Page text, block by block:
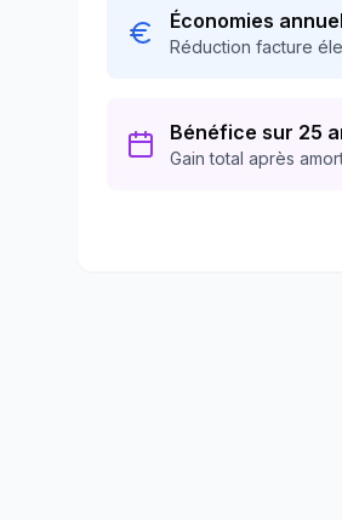
Économies
Réduction facture
Bénéfice sur 25
Gain total après